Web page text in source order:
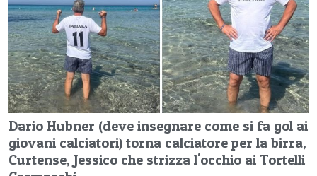
Dario Hubner (deve insegnare come si fa gol ai
giovani calciatori) torna calciatore per la birra,
Curtense, Jessico che strizza l'occhio ai Tortelli